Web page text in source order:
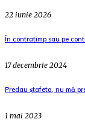
22 iunie 2026
În contratimp sau pe
17 decembrie 2024
Predau ștafeta, nu mă
1 mai 2023